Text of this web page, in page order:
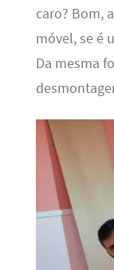
caro? Bom,
móvel, se é
Da mesma